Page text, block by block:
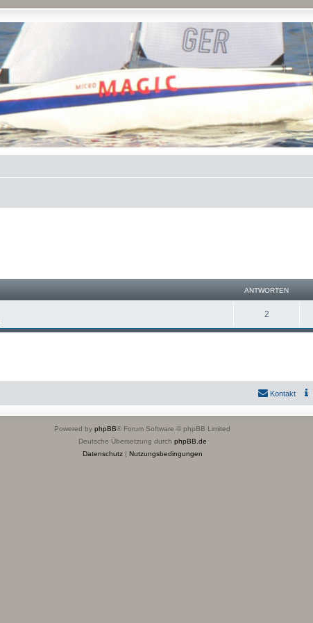
ANTWORTEN
2
Kontakt
Powered by phpBB® Forum Software © phpBB Limited
Deutsche Übersetzung durch phpBB.de
Datenschutz| Nutzungsbedingungen